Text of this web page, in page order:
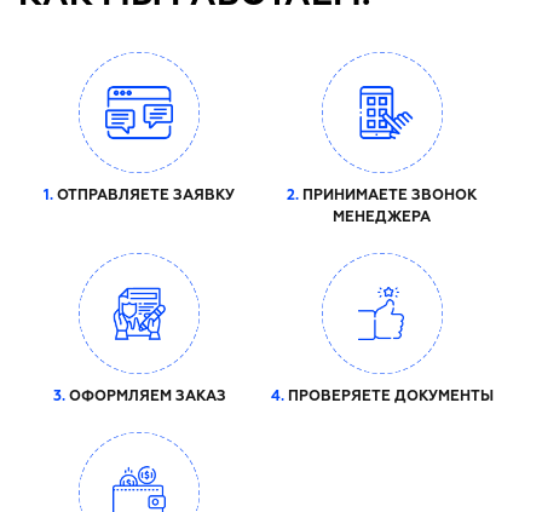
1. ОТПРАВЛЯЕТЕ ЗАЯВКУ 2. ПРИНИМАЕТЕ ЗВОНОК
МЕНЕДЖЕРА
3.ОФОРМЛЯЕМ ЗАКАЗ 4.ПРОВЕРЯЕТЕ ДОКУМЕНТЫ